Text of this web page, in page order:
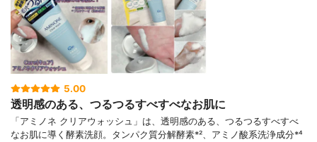
5.00
透明感のある、つるつるすべすべなお肌に
「アミノネ クリアウォッシュ」は、透明感のある、つるつるすべすべ
なお肌に導く酵素洗顔。タンパク質分解酵素*²、アミノ酸系洗浄成分*⁴